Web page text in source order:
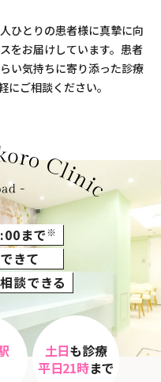
ひとりの患者様に真摯に向
をお届けしています。 患者
い気持ちに寄り添った診療
にご相談ください。
まで※
きて
談できる
土日も診療
平日21時まで